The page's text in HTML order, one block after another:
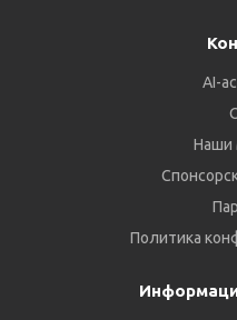
AI-
Наши
Политика